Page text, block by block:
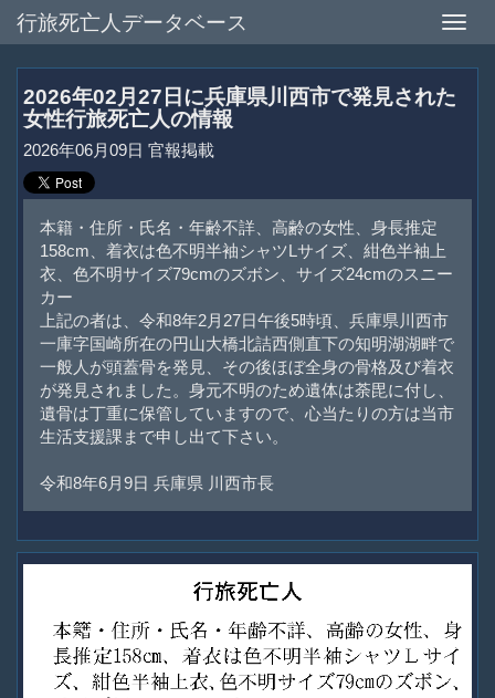
Toggle
行旅死亡人データベース
2026年02月27日に兵庫県川西市で発見された
女性行旅死亡人の情報
2026年06月09日 官報掲載
本籍・住所・氏名・年齢不詳、高齢の女性、身長推定
158cm、着衣は色不明半袖シャツLサイズ、紺色半袖上
衣、色不明サイズ79cmのズボン、サイズ24cmのスニー
カー
上記の者は、令和8年2月27日午後5時頃、兵庫県川西市
一庫字国崎所在の円山大橋北詰西側直下の知明湖湖畔で
一般人が頭蓋骨を発見、その後ほぼ全身の骨格及び着衣
が発見されました。身元不明のため遺体は荼毘に付し、
遺骨は丁重に保管していますので、心当たりの方は当市
生活支援課まで申し出て下さい。
令和8年6月9日 兵庫県 川西市長